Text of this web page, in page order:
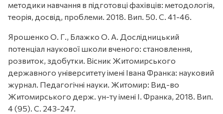
методики навчання в підготовці фахівців: методологія,
теорія, досвід, проблеми. 2018. Вип. 50. С. 41-46.
Ярошенко О. Г., Блажко О. А. Дослідницький
потенціал наукової школи вченого: становлення,
розвиток, здобутки. Вісник Житомирського
державного університету імені Івана Франка: науковий
журнал. Педагогічні науки. Житомир: Вид-во
Житомирського держ. ун-ту імені І. Франка, 2018. Вип.
4 (95). С. 243-247.